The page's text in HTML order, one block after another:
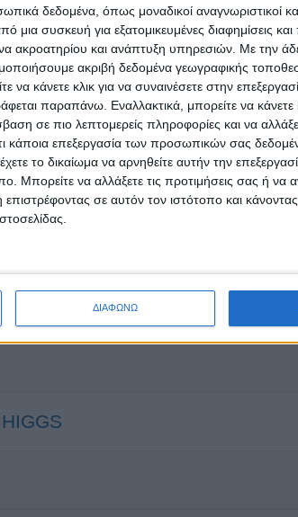
δεδομένα, όπως μοναδικοί αναγνωριστικοί
μια συσκευή για εξατομικευμένες διαφημίσεις
ακροατηρίου και ανάπτυξη υπηρεσιών. Με την
ακριβή δεδομένα γεωγραφικής
κάνετε κλικ για να συναινέσετε στην
παραπάνω. Εναλλακτικά, μπορείτε να κάνετε
σε πιο λεπτομερείς πληροφορίες και να
κάποια επεξεργασία των προσωπικών σας
το δικαίωμα να αρνηθείτε αυτήν την
Μπορείτε να αλλάξετε τις προτιμήσεις σας ή να
σε αυτόν τον ιστότοπο και
ΔΙΑΦΩΝΩ